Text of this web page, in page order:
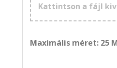
Kattintson a fájl
Maximális méret: 25